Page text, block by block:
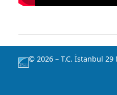
© 2026 – T.C. İstanbul 29